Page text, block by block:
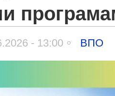
- 13:00 ВПО